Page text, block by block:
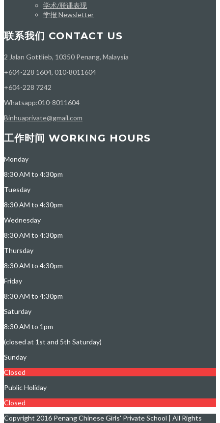
学术/联课表现
学报 Newsletter
联系我们 CONTACT US
2 Jalan Gottlieb, 10350 Penang, Malaysia
+604-228 1604, 010-8011604
+604-228 7242
Whatsapp:010-8011604
Binhuaprivate@gmail.com
工作时间 WORKING HOURS
Monday
8:30 AM to 4:30pm
Tuesday
8:30 AM to 4:30pm
Wednesday
8:30 AM to 4:30pm
Thursday
8:30 AM to 4:30pm
Friday
8:30 AM to 4:30pm
Saturday
8:30 AM to 1pm
(closed at 1st and 5th Saturday)
Sunday
Closed
Public Holiday
Closed
Copyright 2016 Penang Chinese Girls' Private School | All Rights